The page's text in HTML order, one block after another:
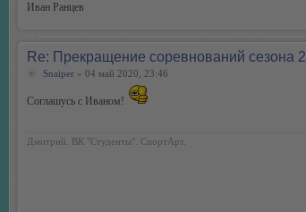
Иван Ранцев
Re: Прекращение соревнований сезона
Snaiper » 04 май 2020, 23:46
Соглашусь с Иваном!
Дмитрий. ВК "Студенты". СпортАрт.